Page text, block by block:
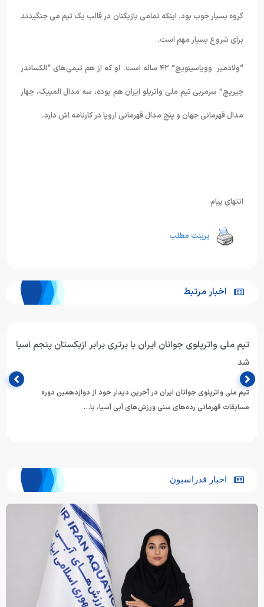
گروه بسیار خوب بود. اینکه تمامی بازیکنان در قالب یک تیم می جنگیدند
برای شروع بسیار مهم است.
“ولادمیر وویاسینویچ” ۴۲ ساله است. او که از هم تیمی‌های “الکساندر
چیریچ” سرمربی تیم ملی واترپلو ایران هم بوده، سه مدال المپیک، چهار
مدال قهرمانی جهان و پنج مدال قهرمانی اروپا در کارنامه اش دارد.
انتهای پیام
پرینت مطلب
اخبار مرتبط
تیم ملی واترپلوی جوانان ایران با برتری برابر ازبکستان پنجم آسیا
شد
تیم ملی واترپلوی جوانان ایران در آخرین دیدار خود از دوازدهمین دوره
مسابقات قهرمانی رده‌های سنی ورزش‌های آبی آسیا، با…
اخبار فدراسیون